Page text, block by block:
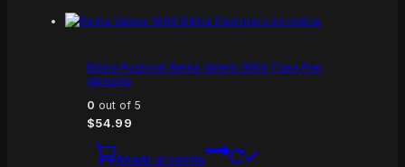
Biblia Pastoral Reina Valera 1960 Tapa Piel
genuino
0 out of 5
$54.99
Añadir al carrito